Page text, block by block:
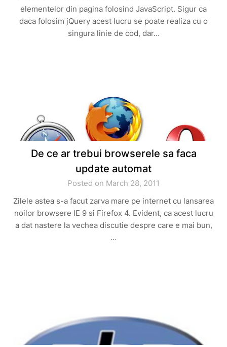
elementelor din pagina folosind JavaScript. Sigur ca
daca folosim jQuery acest lucru se poate realiza cu o
singura linie de cod, dar…
De ce ar trebui browserele sa faca
update automat
Posted on March 28, 2011
Zilele astea s-a facut zarva mare pe internet cu lansarea
noilor browsere IE 9 si Firefox 4. Evident, ca acest lucru
a dat nastere la vechea discutie despre care e mai bun,
…